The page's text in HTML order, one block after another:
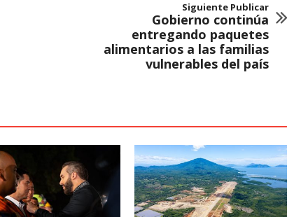
Siguiente Publicar
Gobierno continúa
entregando paquetes
alimentarios a las familias
vulnerables del país